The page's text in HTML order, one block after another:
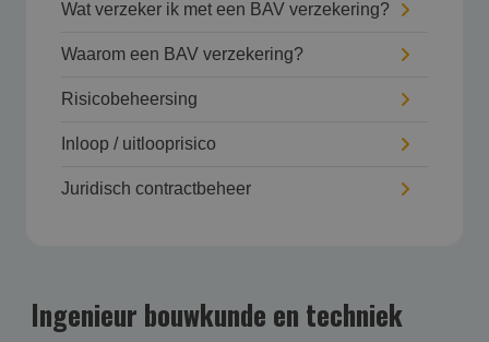
Wat verzeker ik met een BAV verzekering?
Waarom een BAV verzekering?
Risicobeheersing
Inloop / uitlooprisico
Juridisch contractbeheer
Ingenieur bouwkunde en techniek